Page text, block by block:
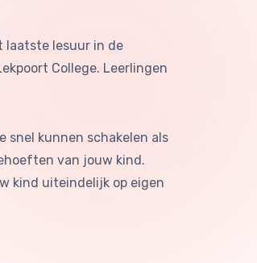
laatste lesuur in de
College. Leerlingen
snel kunnen schakelen als
van jouw kind.
kind uiteindelijk op eigen